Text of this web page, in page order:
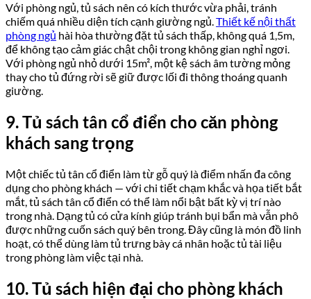
Với phòng ngủ, tủ sách nên có kích thước vừa phải, tránh
chiếm quá nhiều diện tích cạnh giường ngủ.Thiết kế nội thất
phòng ngủ hài hòa thường đặt tủ sách thấp, không quá 1,5m,
để không tạo cảm giác chật chội trong không gian nghỉ ngơi.
Với phòng ngủ nhỏ dưới 15m², một kệ sách âm tường mỏng
thay cho tủ đứng rời sẽ giữ được lối đi thông thoáng quanh
giường.
9. Tủ sách tân cổ điển cho căn phòng
khách sang trọng
Một chiếc tủ tân cổ điển làm từ gỗ quý là điểm nhấn đa công
dụng cho phòng khách — với chi tiết chạm khắc và họa tiết bắt
mắt, tủ sách tân cổ điển có thể làm nổi bật bất kỳ vị trí nào
trong nhà. Dạng tủ có cửa kính giúp tránh bụi bẩn mà vẫn phô
được những cuốn sách quý bên trong. Đây cũng là món đồ linh
hoạt, có thể dùng làm tủ trưng bày cá nhân hoặc tủ tài liệu
trong phòng làm việc tại nhà.
10. Tủ sách hiện đại cho phòng khách